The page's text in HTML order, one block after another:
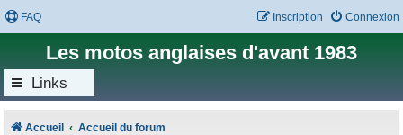
FAQ Connexion
Inscription
Les motos anglaises d'avant 1983
Links
Accueil Accueil du forum